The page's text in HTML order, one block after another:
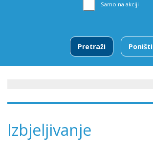
Samo na akciji
Pretraži Poništi
Izbjeljivanje